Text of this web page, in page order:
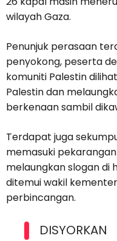
wilayah Gaza.
Penunjuk perasaan
penyokong, peserta
komuniti Palestin
Palestin dan
berkenaan sambil
Terdapat juga
memasuki
melaungkan slogan di
ditemui wakil
perbincangan.
DISYORKAN